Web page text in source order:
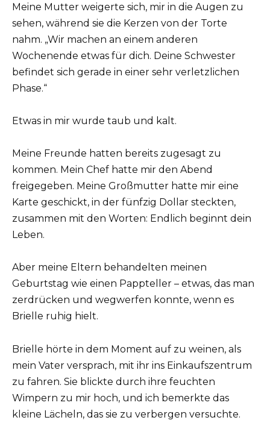
Meine Mutter weigerte sich, mir in die Augen zu
sehen, während sie die Kerzen von der Torte
nahm. „Wir machen an einem anderen
Wochenende etwas für dich. Deine Schwester
befindet sich gerade in einer sehr verletzlichen
Phase.“
Etwas in mir wurde taub und kalt.
Meine Freunde hatten bereits zugesagt zu
kommen. Mein Chef hatte mir den Abend
freigegeben. Meine Großmutter hatte mir eine
Karte geschickt, in der fünfzig Dollar steckten,
zusammen mit den Worten: Endlich beginnt dein
Leben.
Aber meine Eltern behandelten meinen
Geburtstag wie einen Pappteller – etwas, das man
zerdrücken und wegwerfen konnte, wenn es
Brielle ruhig hielt.
Brielle hörte in dem Moment auf zu weinen, als
mein Vater versprach, mit ihr ins Einkaufszentrum
zu fahren. Sie blickte durch ihre feuchten
Wimpern zu mir hoch, und ich bemerkte das
kleine Lächeln, das sie zu verbergen versuchte.